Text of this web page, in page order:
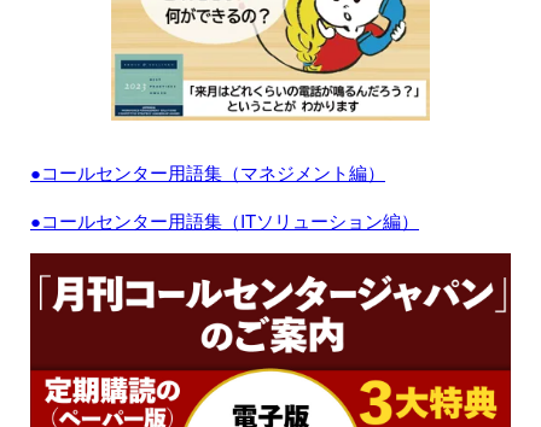
●コールセンター用語集（マネジメント編）
●コールセンター用語集（ITソリューション編）